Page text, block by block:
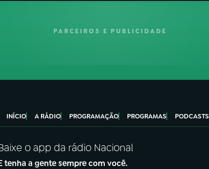
PARCEIROS E PUBLICIDADE
INÍCIO A RÁDIO PROGRAMAÇÃO PROGRAMAS PODCASTS
o app da rádio Nacional
tenha a gente sempre com você.